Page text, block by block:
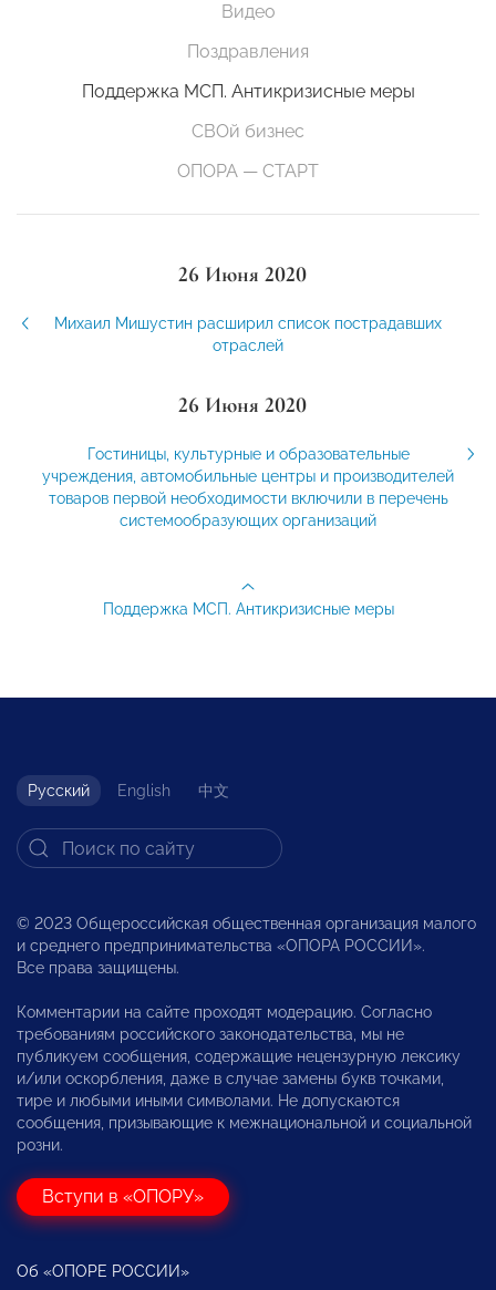
Видео
Поздравления
Поддержка МСП. Антикризисные меры
СВОй бизнес
ОПОРА — СТАРТ
26 Июня 2020
Михаил Мишустин расширил список пострадавших
отраслей
26 Июня 2020
Гостиницы, культурные и образовательные
учреждения, автомобильные центры и производителей
товаров первой необходимости включили в перечень
системообразующих организаций
Поддержка МСП. Антикризисные меры
Русский English 中文
© 2023 Общероссийская общественная организация малого
и среднего предпринимательства «ОПОРА РОССИИ».
Все права защищены.
Комментарии на сайте проходят модерацию. Согласно
требованиям российского законодательства, мы не
публикуем сообщения, содержащие нецензурную лексику
и/или оскорбления, даже в случае замены букв точками,
тире и любыми иными символами. Не допускаются
сообщения, призывающие к межнациональной и социальной
розни.
Вступи в «ОПОРУ»
Об «ОПОРЕ РОССИИ»